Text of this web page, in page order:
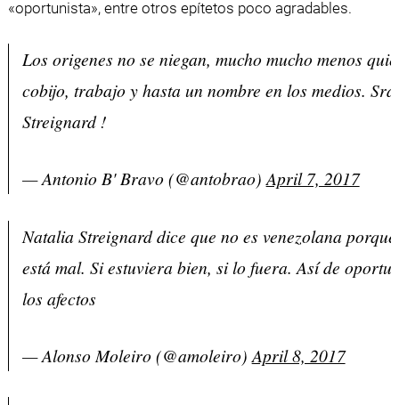
«oportunista», entre otros epítetos poco agradables.
Los origenes no se niegan, mucho mucho menos
cobijo, trabajo y hasta un nombre en los medios.
Streignard !
— Antonio B' Bravo (@antobrao)April 7, 2017
Natalia Streignard dice que no es venezolana
está mal. Si estuviera bien, si lo fuera. Así de
los afectos
— Alonso Moleiro (@amoleiro) April 8, 2017